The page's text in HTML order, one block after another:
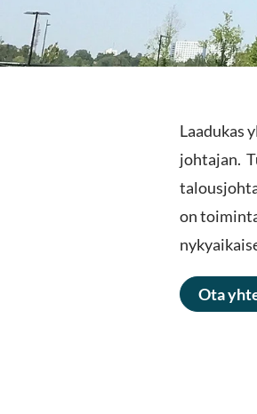
Laadukas
johtajan.
on
Ota